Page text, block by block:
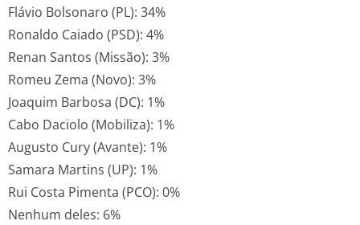
Flávio Bolsonaro (PL): 34%
Ronaldo Caiado (PSD): 4%
Renan Santos (Missão): 3%
Romeu Zema (Novo): 3%
Joaquim Barbosa (DC): 1%
Cabo Daciolo (Mobiliza): 1%
Augusto Cury (Avante): 1%
Samara Martins (UP): 1%
Rui Costa Pimenta (PCO): 0%
Nenhum deles: 6%